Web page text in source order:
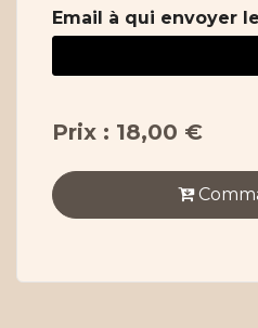
Email à qui envoyer
Prix : 18,00 €